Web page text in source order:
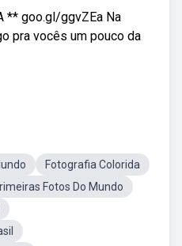
** goo.gl/ggvZEa Na
pra vocês um pouco da
Fotografia Colorida
Fotos Do Mundo